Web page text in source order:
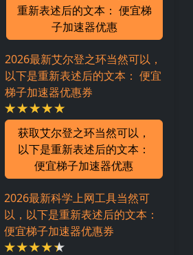
重新表述后的文本： 便宜梯
子加速器优惠
2026最新艾尔登之环当然可以，
以下是重新表述后的文本： 便宜
梯子加速器优惠券
获取艾尔登之环当然可以，
以下是重新表述后的文本：
便宜梯子加速器优惠
2026最新科学上网工具当然可
以，以下是重新表述后的文本：
便宜梯子加速器优惠券